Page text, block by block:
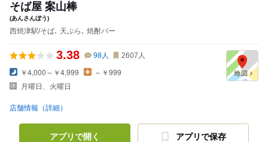
そば屋 案山棒
(あんさんぼう)
西焼津駅/そば､ 天ぷら､ 焼酎バー
3.38 98人 2607 人
￥4,000～￥4,999
～￥999
月曜日、火曜日
店舗情報（詳細）
アプリで開く アプリで保存